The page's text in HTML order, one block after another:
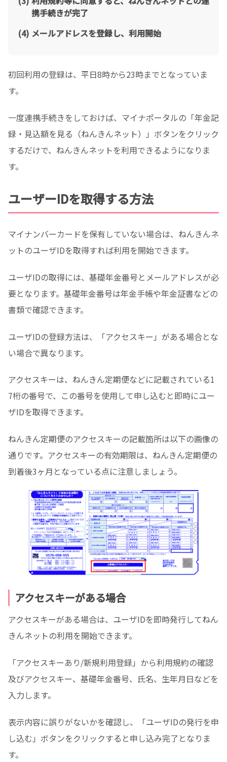
携手続きが完了
メールアドレスを登録し、利用開始
初回利用の登録は、平日8時から23時までとなっていま
す。
一度連携手続きをしておけば、マイナポータルの「年金記
録・見込額を見る（ねんきんネット）」ボタンをクリック
するだけで、ねんきんネットを利用できるようになりま
す。
ユーザーIDを取得する方法
マイナンバーカードを保有していない場合は、ねんきんネ
ットのユーザIDを取得すれば利用を開始できます。
ユーザIDの取得には、基礎年金番号とメールアドレスが必
要となります。基礎年金番号は年金手帳や年金証書などの
書類で確認できます。
ユーザIDの登録方法は、「アクセスキー」がある場合とな
い場合で異なります。
アクセスキーは、ねんきん定期便などに記載されている1
7桁の番号で、この番号を使用して申し込むと即時にユー
ザIDを取得できます。
ねんきん定期便のアクセスキーの記載箇所は以下の画像の
通りです。アクセスキーの有効期限は、ねんきん定期便の
到着後3ヶ月となっている点に注意しましょう。
アクセスキーがある場合
アクセスキーがある場合は、ユーザIDを即時発行してねん
きんネットの利用を開始できます。
「アクセスキーあり/新規利用登録」から利用規約の確認
及びアクセスキー、基礎年金番号、氏名、生年月日などを
入力します。
表示内容に誤りがないかを確認し、「ユーザIDの発行を申
し込む」ボタンをクリックすると申し込み完了となりま
す。